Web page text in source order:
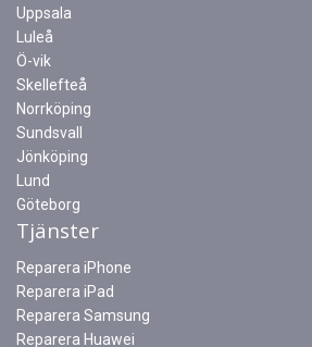
Uppsala
Luleå
Ö-vik
Skellefteå
Norrköping
Sundsvall
Jönköping
Lund
Göteborg
Tjänster
Reparera iPhone
Reparera iPad
Reparera Samsung
Reparera Huawei